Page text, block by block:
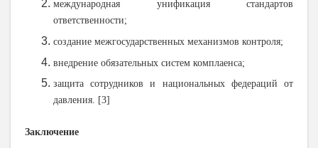
международная унификация стандартов
ответственности;
создание межгосударственных механизмов контроля;
внедрение обязательных систем комплаенса;
защита сотрудников и национальных федераций от
давления. [3]
Заключение